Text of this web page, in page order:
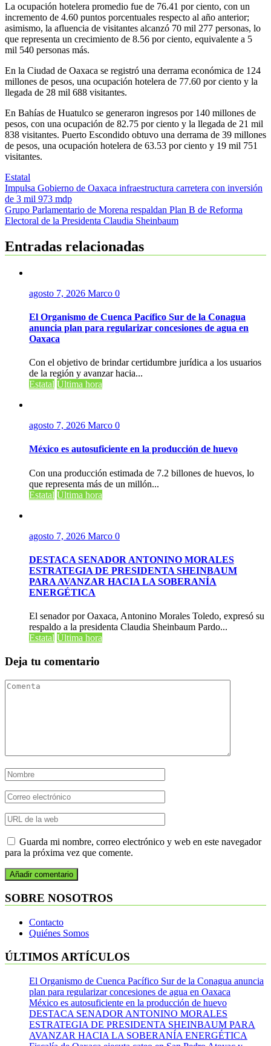
La ocupación hotelera promedio fue de 76.41 por ciento, con un
incremento de 4.60 puntos porcentuales respecto al año anterior;
asimismo, la afluencia de visitantes alcanzó 70 mil 277 personas, lo
que representa un crecimiento de 8.56 por ciento, equivalente a 5
mil 540 personas más.
En la Ciudad de Oaxaca se registró una derrama económica de 124
millones de pesos, una ocupación hotelera de 77.60 por ciento y la
llegada de 28 mil 688 visitantes.
En Bahías de Huatulco se generaron ingresos por 140 millones de
pesos, con una ocupación de 82.75 por ciento y la llegada de 21 mil
838 visitantes. Puerto Escondido obtuvo una derrama de 39 millones
de pesos, una ocupación hotelera de 63.53 por ciento y 19 mil 751
visitantes.
Estatal
Navegación
de
entradas
Impulsa Gobierno de Oaxaca infraestructura carretera con inversión
de 3 mil 973 mdp
Grupo Parlamentario de Morena respaldan Plan B de Reforma
Electoral de la Presidenta Claudia Sheinbaum
Entradas relacionadas
agosto 7, 2026 Marco 0
El Organismo de Cuenca Pacífico Sur de la Conagua
anuncia plan para regularizar concesiones de agua en
Oaxaca
Con el objetivo de brindar certidumbre jurídica a los usuarios
de la región y avanzar hacia...
Estatal Última hora
agosto 7, 2026 Marco 0
México es autosuficiente en la producción de huevo
Con una producción estimada de 7.2 billones de huevos, lo
que representa más de un millón...
Estatal Última hora
agosto 7, 2026 Marco 0
DESTACA SENADOR ANTONINO MORALES
ESTRATEGIA DE PRESIDENTA SHEINBAUM
PARA AVANZAR HACIA LA SOBERANÍA
ENERGÉTICA
El senador por Oaxaca, Antonino Morales Toledo, expresó su
respaldo a la presidenta Claudia Sheinbaum Pardo...
Estatal Última hora
Deja tu comentario
Guarda mi nombre, correo electrónico y web en este navegador
para la próxima vez que comente.
SOBRE NOSOTROS
Contacto
Quiénes Somos
ÚLTIMOS ARTÍCULOS
El Organismo de Cuenca Pacífico Sur de la Conagua anuncia
plan para regularizar concesiones de agua en Oaxaca
México es autosuficiente en la producción de huevo
DESTACA SENADOR ANTONINO MORALES
ESTRATEGIA DE PRESIDENTA SHEINBAUM PARA
AVANZAR HACIA LA SOBERANÍA ENERGÉTICA